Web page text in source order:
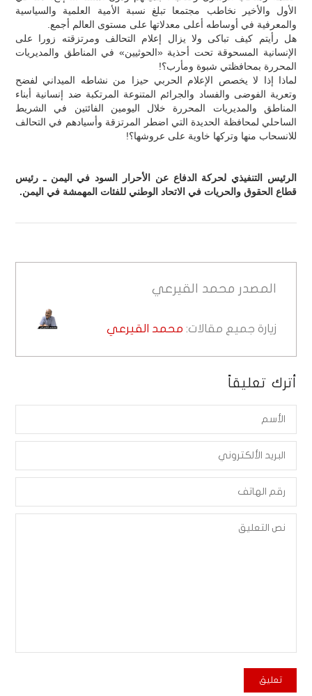
الأول والأخير نخاطب مجتمعا تبلغ نسبة الأمية العلمية والسياسية
والمعرفية في أوساطه أعلى معدلاتها على مستوى العالم أجمع.
هل رأيتم كيف تباكى ولا يزال إعلام التحالف ومرتزقته زورا على
الإنسانية المسحوقة تحت أحذية «الحوثيين» في المناطق والمديريات
المحررة بمحافظتي شبوة ومأرب؟!
لماذا إذا لا يخصص الإعلام الحربي حيزا من نشاطه الميداني لفضح
وتعرية الفوضى والفساد والجرائم المتنوعة المرتكبة ضد إنسانية أبناء
المناطق والمديريات المحررة خلال اليومين الفائتين في الشريط
الساحلي لمحافظة الحديدة التي اضطر المرتزقة وأسيادهم في التحالف
للانسحاب منها وتركها خاوية على عروشها؟!
الرئيس التنفيذي لحركة الدفاع عن الأحرار السود في اليمن ـ رئيس
قطاع الحقوق والحريات في الاتحاد الوطني للفئات المهمشة في اليمن.
المصدر محمد القيرعي
زيارة جميع مقالات: محمد القيرعي
أترك تعليقاً